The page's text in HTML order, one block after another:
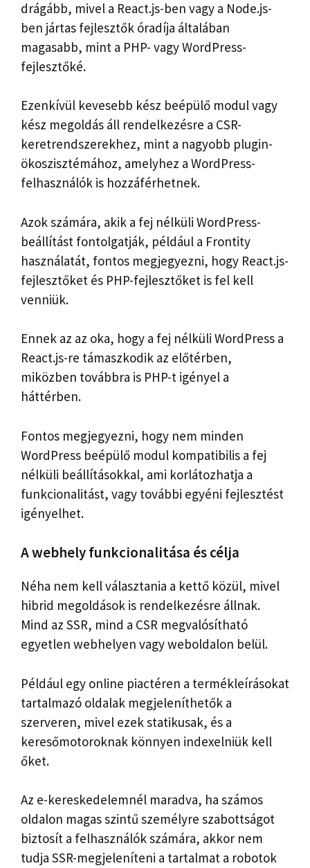
drágább, mivel a React.js-ben vagy a Node.js-
ben jártas fejlesztők óradíja általában
magasabb, mint a PHP- vagy WordPress-
fejlesztőké.
Ezenkívül kevesebb kész beépülő modul vagy
kész megoldás áll rendelkezésre a CSR-
keretrendszerekhez, mint a nagyobb plugin-
ökoszisztémához, amelyhez a WordPress-
felhasználók is hozzáférhetnek.
Azok számára, akik a fej nélküli WordPress-
beállítást fontolgatják, például a Frontity
használatát, fontos megjegyezni, hogy React.js-
fejlesztőket és PHP-fejlesztőket is fel kell
venniük.
Ennek az az oka, hogy a fej nélküli WordPress a
React.js-re támaszkodik az előtérben,
miközben továbbra is PHP-t igényel a
háttérben.
Fontos megjegyezni, hogy nem minden
WordPress beépülő modul kompatibilis a fej
nélküli beállításokkal, ami korlátozhatja a
funkcionalitást, vagy további egyéni fejlesztést
igényelhet.
A webhely funkcionalitása és célja
Néha nem kell választania a kettő közül, mivel
hibrid megoldások is rendelkezésre állnak.
Mind az SSR, mind a CSR megvalósítható
egyetlen webhelyen vagy weboldalon belül.
Például egy online piactéren a termékleírásokat
tartalmazó oldalak megjeleníthetők a
szerveren, mivel ezek statikusak, és a
keresőmotoroknak könnyen indexelniük kell
őket.
Az e-kereskedelemnél maradva, ha számos
oldalon magas szintű személyre szabottságot
biztosít a felhasználók számára, akkor nem
tudja SSR-megjeleníteni a tartalmat a robotok